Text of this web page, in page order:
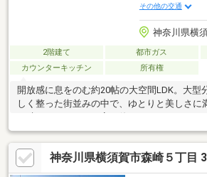
その他の交通
神奈川県横
2階建て 都市ガス
カウンターキッチン
所有権
開放感に息をのむ約20帖の大空間LDK。大型
しく整った街並みの中で、ゆとりと美しさに
神奈川県横須賀市森崎５丁目